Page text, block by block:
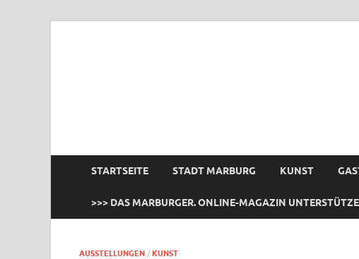
STARTSEITE STADT MARBURG KUNST
>>> DAS MARBURGER. ONLINE-MAGAZIN
AUSSTELLUNGEN / KUNST